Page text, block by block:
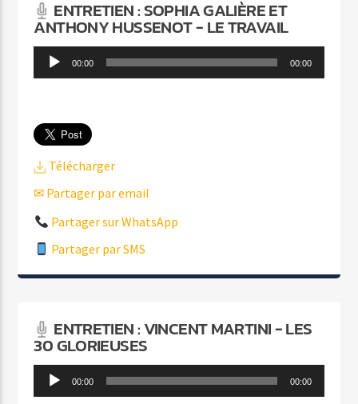
ENTRETIEN : SOPHIA GALIÈRE ET
ANTHONY HUSSENOT - LE TRAVAIL
Lecteur
audio
00:00 00:00
Télécharger
✉ Partager par email
Partager sur WhatsApp
Partager par SMS
ENTRETIEN : VINCENT MARTINI - LES
30 GLORIEUSES
Lecteur
audio
00:00 00:00